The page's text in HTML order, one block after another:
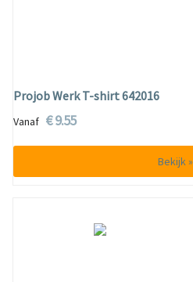
Projob Werk T-shirt 642016
Vanaf € 9.55
Bekijk »